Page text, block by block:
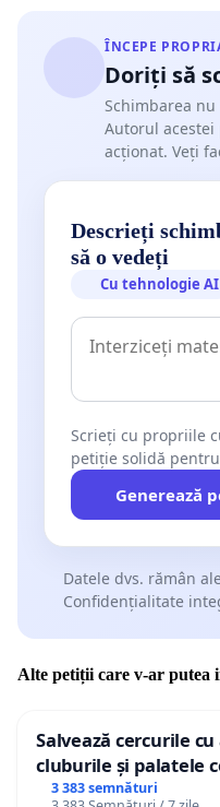
ÎNCEPE
Doriți să
Schimbarea
Autorul
acționat. Veți
Descrieți
să o vedeți
Cu tehnologie AI
Scrieți cu propriile
petiție solidă
Generează
Datele dvs. rămân
Confidențialitate
Alte petiții care v-ar putea
Salvează cercurile
cluburile și palatele
3 383 semnături